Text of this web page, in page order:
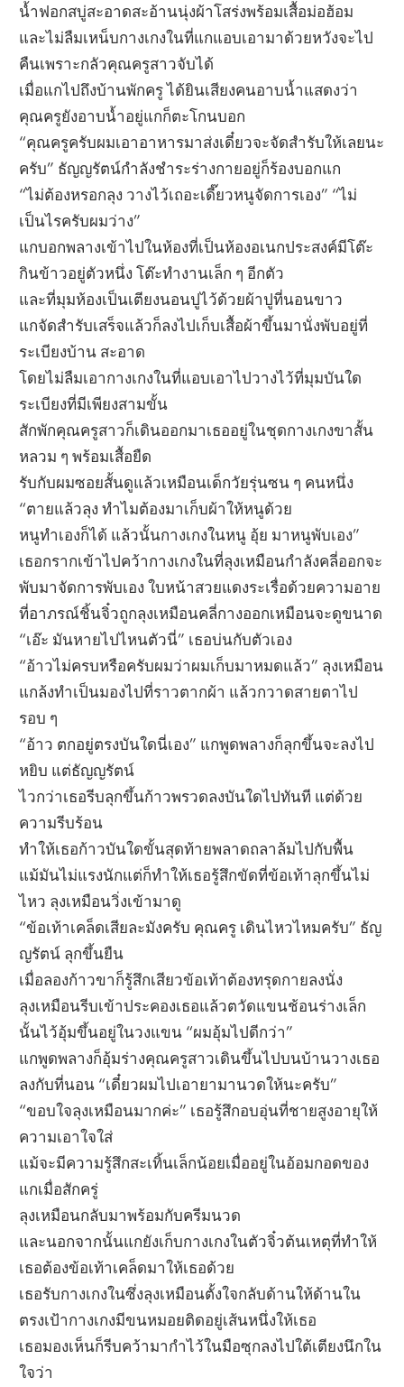
น้ำฟอกสบู่สะอาดสะอ้านนุ่งผ้าโสร่งพร้อมเสื้อม่อฮ้อม
และไม่ลืมเหน็บกางเกงในที่แกแอบเอามาด้วยหวังจะไป
คืนเพราะกลัวคุณครูสาวจับได้
เมื่อแกไปถึงบ้านพักครู ได้ยินเสียงคนอาบน้ำแสดงว่า
คุณครูยังอาบน้ำอยู่แกก็ตะโกนบอก
“คุณครูครับผมเอาอาหารมาส่งเดี๋ยวจะจัดสำรับให้เลยนะ
ครับ” ธัญญรัตน์กำลังชำระร่างกายอยู่ก็ร้องบอกแก
“ไม่ต้องหรอกลุง วางไว้เถอะเดี๊ยวหนูจัดการเอง” “ไม่
เป็นไรครับผมว่าง”
แกบอกพลางเข้าไปในห้องที่เป็นห้องอเนกประสงค์มีโต๊ะ
กินข้าวอยู่ตัวหนึ่ง โต๊ะทำงานเล็ก ๆ อีกตัว
และที่มุมห้องเป็นเตียงนอนปูไว้ด้วยผ้าปูที่นอนขาว
แกจัดสำรับเสร็จแล้วก็ลงไปเก็บเสื้อผ้าขึ้นมานั่งพับอยู่ที่
ระเบียงบ้าน สะอาด
โดยไม่ลืมเอากางเกงในที่แอบเอาไปวางไว้ที่มุมบันใด
ระเบียงที่มีเพียงสามขั้น
สักพักคุณครูสาวก็เดินออกมาเธออยู่ในชุดกางเกงขาสั้น
หลวม ๆ พร้อมเสื้อยืด
รับกับผมซอยสั้นดูแล้วเหมือนเด็กวัยรุ่นซน ๆ คนหนึ่ง
“ตายแล้วลุง ทำไมต้องมาเก็บผ้าให้หนูด้วย
หนูทำเองก็ได้ แล้วนั้นกางเกงในหนู อุ้ย มาหนูพับเอง”
เธอกรากเข้าไปคว้ากางเกงในที่ลุงเหมือนกำลังคลี่ออกจะ
พับมาจัดการพับเอง ใบหน้าสวยแดงระเรื่อด้วยความอาย
ที่อาภรณ์ชิ้นจิ๋วถูกลุงเหมือนคลี่กางออกเหมือนจะดูขนาด
“เอ๊ะ มันหายไปไหนตัวนี่” เธอบ่นกับตัวเอง
“อ้าวไม่ครบหรือครับผมว่าผมเก็บมาหมดแล้ว” ลุงเหมือน
แกล้งทำเป็นมองไปที่ราวตากผ้า แล้วกวาดสายตาไป
รอบ ๆ
“อ้าว ตกอยู่ตรงบันใดนี่เอง” แกพูดพลางก็ลุกขึ้นจะลงไป
หยิบ แต่ธัญญรัตน์
ไวกว่าเธอรีบลุกขึ้นก้าวพรวดลงบันใดไปทันที แต่ด้วย
ความรีบร้อน
ทำให้เธอก้าวบันใดขั้นสุดท้ายพลาดถลาล้มไปกับพื้น
แม้มันไม่แรงนักแต่ก็ทำให้เธอรู้สึกขัดที่ข้อเท้าลุกขึ้นไม่
ไหว ลุงเหมือนวิ่งเข้ามาดู
“ข้อเท้าเคล็ดเสียละมังครับ คุณครู เดินไหวไหมครับ” ธัญ
ญรัตน์ ลุกขึ้นยืน
เมื่อลองก้าวขาก็รู้สึกเสียวข้อเท้าต้องทรุดกายลงนั่ง
ลุงเหมือนรีบเข้าประคองเธอแล้วตวัดแขนช้อนร่างเล็ก
นั้นไว้อุ้มขึ้นอยู่ในวงแขน “ผมอุ้มไปดีกว่า”
แกพูดพลางก็อุ้มร่างคุณครูสาวเดินขึ้นไปบนบ้านวางเธอ
ลงกับที่นอน “เดี๋ยวผมไปเอายามานวดให้นะครับ”
“ขอบใจลุงเหมือนมากค่ะ” เธอรู้สึกอบอุ่นที่ชายสูงอายุให้
ความเอาใจใส่
แม้จะมีความรู้สึกสะเทิ้นเล็กน้อยเมื่ออยู่ในอ้อมกอดของ
แกเมื่อสักครู่
ลุงเหมือนกลับมาพร้อมกับครีมนวด
และนอกจากนั้นแกยังเก็บกางเกงในตัวจิ๋วต้นเหตุที่ทำให้
เธอต้องข้อเท้าเคล็ดมาให้เธอด้วย
เธอรับกางเกงในซึ่งลุงเหมือนตั้งใจกลับด้านให้ด้านใน
ตรงเป้ากางเกงมีขนหมอยติดอยู่เส้นหนึ่งให้เธอ
เธอมองเห็นก็รีบคว้ามากำไว้ในมือซุกลงไปใต้เตียงนึกใน
ใจว่า